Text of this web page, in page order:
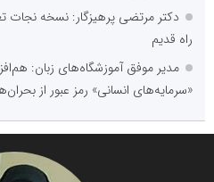
دکتر مرتضی پرهیزگار: نسخه نجات
راه قدیم
مدیر موفق آموزشگاه‌های زبان:
«سرمایه‌های انسانی» رمز عبور از